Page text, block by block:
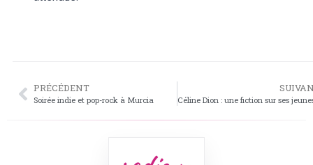
PRÉCÉDENT
Soirée indie et pop-rock à Murcia